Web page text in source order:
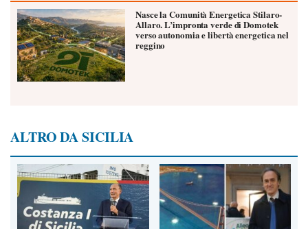
Nasce la Comunità Energetica Stilaro-
Allaro. L’impronta verde di Domotek
verso autonomia e libertà energetica nel
reggino
ALTRO DA SICILIA